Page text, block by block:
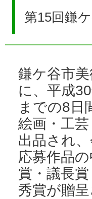
第15回鎌
鎌ケ谷市
に、平成
までの8日
絵画・工
出品され
応募作品
賞・議長
秀賞が贈呈